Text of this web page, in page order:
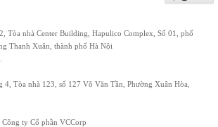
Tòa nhà Center Building, Hapulico Complex, Số 01, phố
Thanh Xuân, thành phố Hà Nội
4, Tòa nhà 123, số 127 Võ Văn Tần, Phường Xuân Hòa,
ty Cổ phần VCCorp